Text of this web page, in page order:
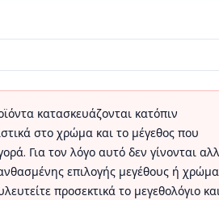
κατασκευάζονται κατόπιν
στο χρώμα και το μέγεθος που
Για τον λόγο αυτό δεν γίνονται
επιλογής μεγέθους ή
προσεκτικά το μεγεθολόγιο